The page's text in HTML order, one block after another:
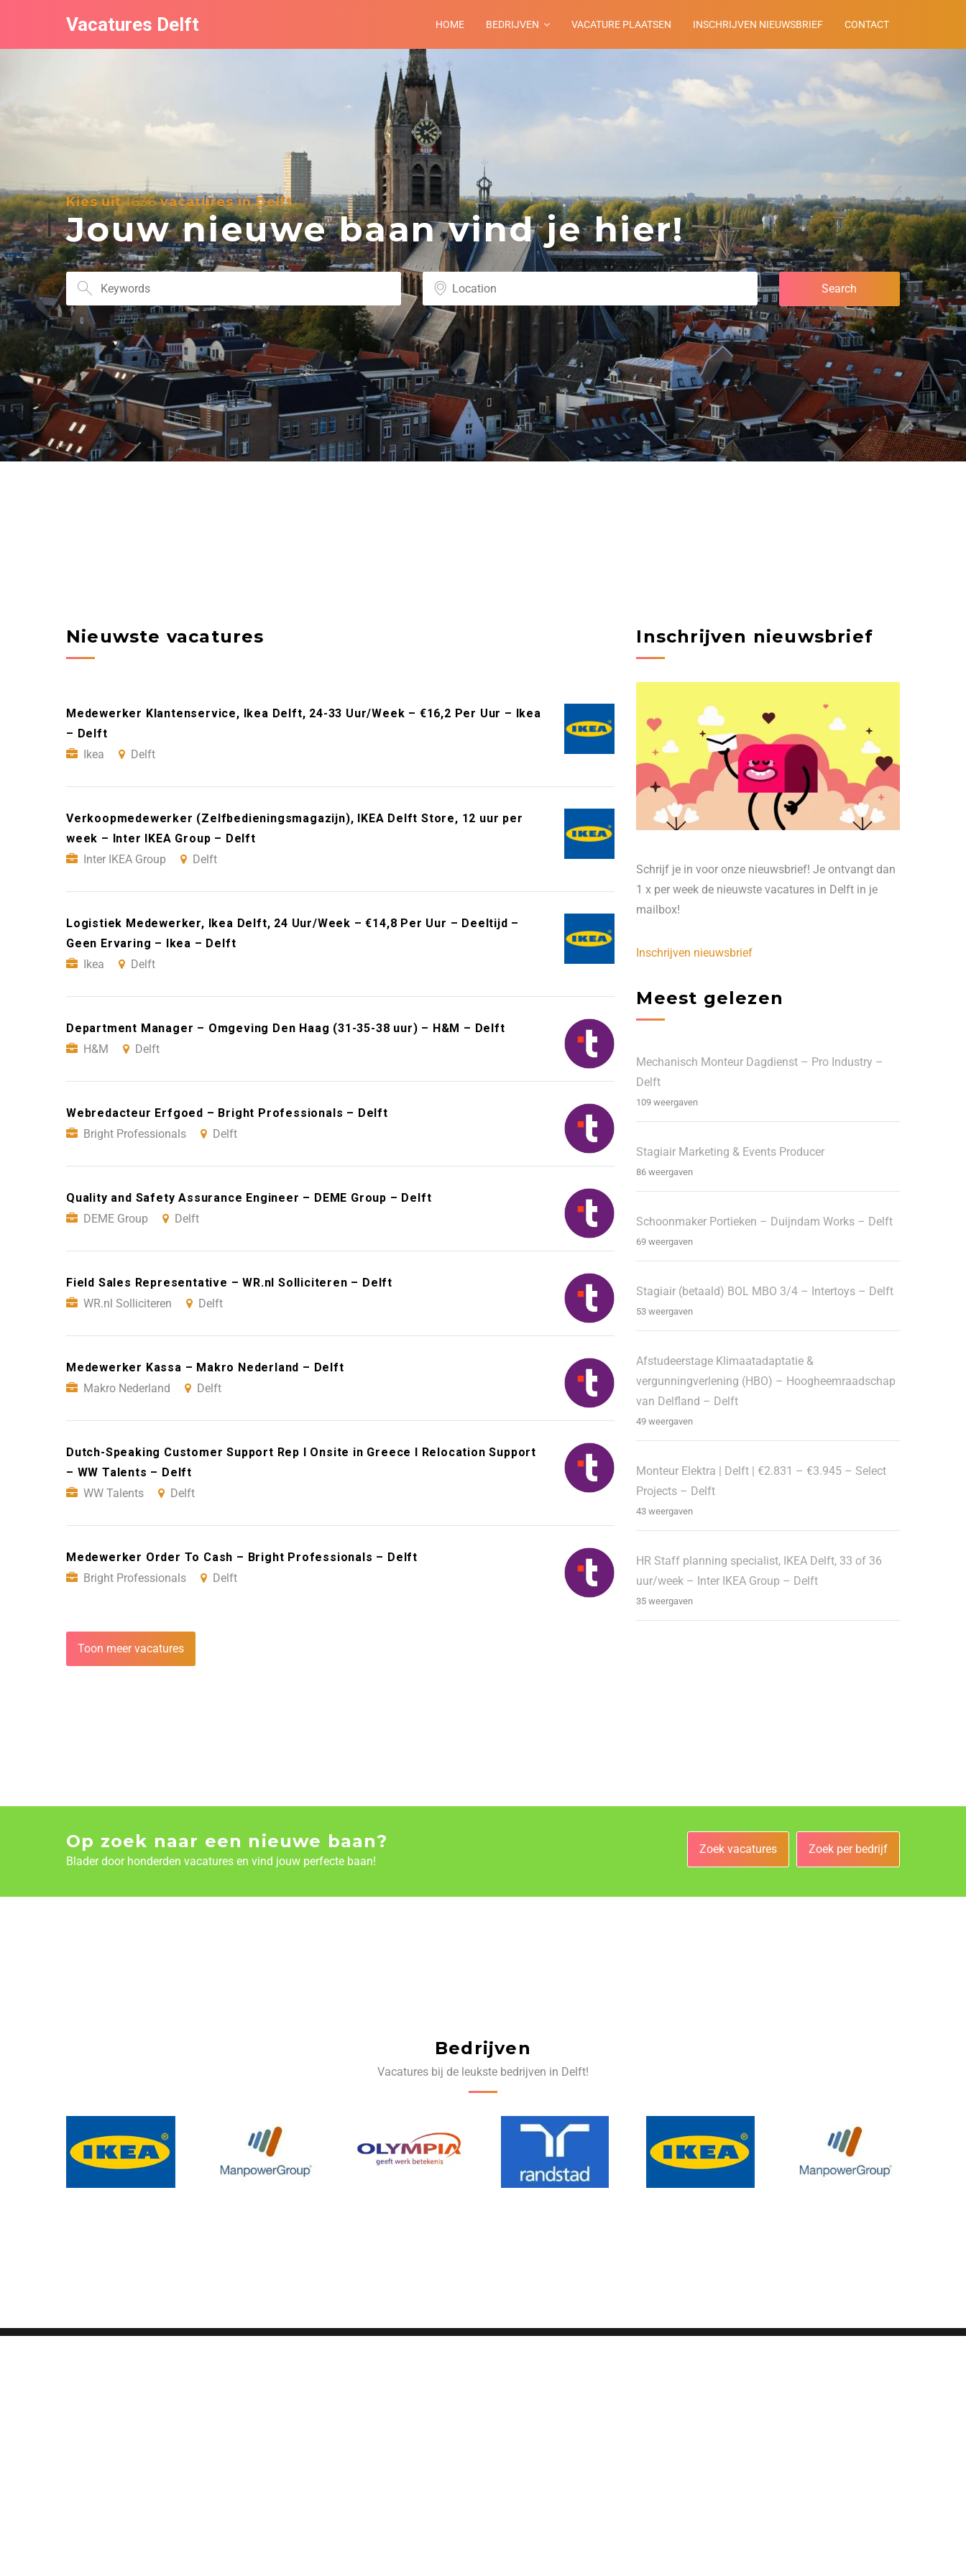
Vacatures Delft HOME BEDRIJVEN VACATURE PLAATSEN INSCHRIJVEN NIEUWSBRIEF CONTACT
Kies uit1636vacatures in Delft
Jouw nieuwe baan vind je hier!
Nieuwste vacatures
Medewerker Klantenservice, Ikea Delft, 24-33 Uur/Week – €16,2 Per Uur – Ikea
– Delft
Ikea
Delft
Verkoopmedewerker (Zelfbedieningsmagazijn), IKEA Delft Store, 12 uur per
week – Inter IKEA Group – Delft
Inter IKEA Group
Delft
Logistiek Medewerker, Ikea Delft, 24 Uur/Week – €14,8 Per Uur – Deeltijd –
Geen Ervaring – Ikea – Delft
Ikea
Delft
Department Manager – Omgeving Den Haag (31-35-38 uur) – H&M – Delft
H&M
Delft
Webredacteur Erfgoed – Bright Professionals – Delft
Bright Professionals
Delft
Quality and Safety Assurance Engineer – DEME Group – Delft
DEME Group
Delft
Field Sales Representative – WR.nl Solliciteren – Delft
WR.nl Solliciteren
Delft
Medewerker Kassa – Makro Nederland – Delft
Makro Nederland
Delft
Dutch-Speaking Customer Support Rep I Onsite in Greece I Relocation Support
– WW Talents – Delft
WW Talents
Delft
Medewerker Order To Cash – Bright Professionals – Delft
Bright Professionals
Delft
Toon meer vacatures
Inschrijven nieuwsbrief
Schrijf je in voor onze nieuwsbrief! Je ontvangt dan
1 x per week de nieuwste vacatures in Delft in je
mailbox!
Inschrijven nieuwsbrief
Meest gelezen
Mechanisch Monteur Dagdienst – Pro Industry –
Delft
109 weergaven
Stagiair Marketing & Events Producer
86 weergaven
Schoonmaker Portieken – Duijndam Works – Delft
69 weergaven
Stagiair (betaald) BOL MBO 3/4 – Intertoys – Delft
53 weergaven
Afstudeerstage Klimaatadaptatie &
vergunningverlening (HBO) – Hoogheemraadschap
van Delfland – Delft
49 weergaven
Monteur Elektra | Delft | €2.831 – €3.945 – Select
Projects – Delft
43 weergaven
HR Staff planning specialist, IKEA Delft, 33 of 36
uur/week – Inter IKEA Group – Delft
35 weergaven
Op zoek naar een nieuwe baan?
Blader door honderden vacatures en vind jouw perfecte baan!
Zoek vacatures Zoek per bedrijf
Bedrijven
Vacatures bij de leukste bedrijven in Delft!